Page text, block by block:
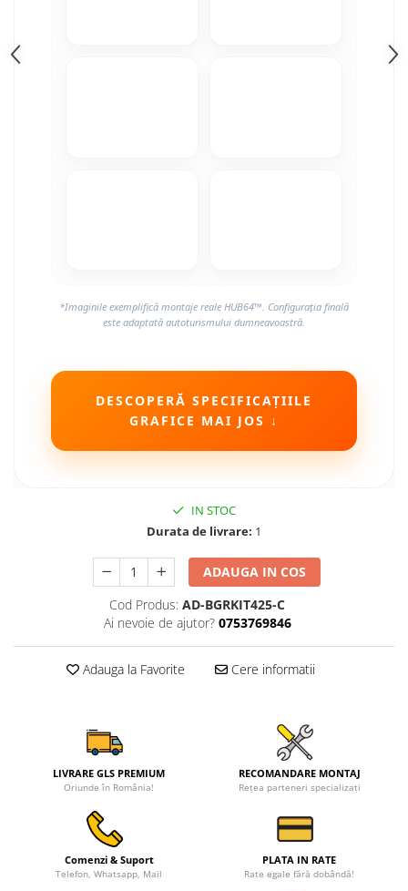
Camere Honda
Camere Mazda
Camere Porsche
Camere Seat
Camere Volvo
Camere înregistrare trafic
Rame adaptoare auto
Rame adaptoare auto
Rame adaptoare Ford
Rame adaptoare M-Benz
*Imaginile exemplifică montaje reale HUB64™. Configurația finală
este adaptată autoturismului dumneavoastră.
DESCOPERĂ SPECIFICAȚIILE
GRAFICE MAI JOS ↓
IN STOC
Durata de livrare: 1
ADAUGA IN COS
Cod Produs: AD-BGRKIT425-C
Ai nevoie de ajutor? 0753769846
Adauga la Favorite Cere informatii
LIVRARE GLS PREMIUM
Oriunde în România!
RECOMANDARE MONTAJ
Rețea parteneri specializați
Comenzi & Suport
Telefon, Whatsapp, Mail
PLATA IN RATE
Rate egale fără dobândă!